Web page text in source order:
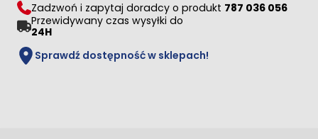
Zadzwoń i zapytaj doradcy o produkt 787 036 056
Przewidywany czas wysyłki do
24H
Sprawdź dostępność w sklepach!